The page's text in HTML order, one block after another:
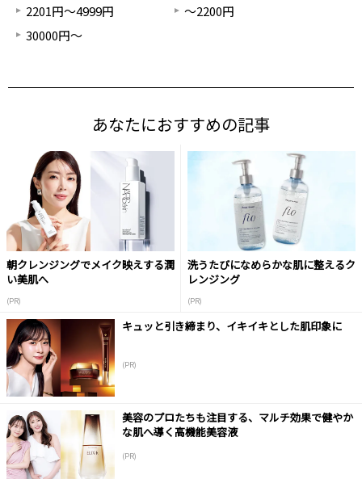
2201円～4999円
～2200円
30000円～
あなたにおすすめの記事
朝クレンジングでメイク映えする潤
い美肌へ
(PR)
洗うたびになめらかな肌に整えるク
レンジング
(PR)
キュッと引き締まり、イキイキとした肌印象に
(PR)
美容のプロたちも注目する、マルチ効果で健やか
な肌へ導く高機能美容液
(PR)